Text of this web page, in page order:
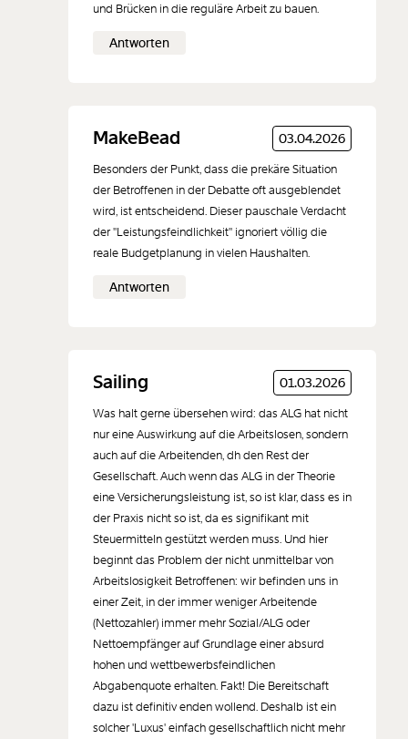
Der Inhalt dieses Feldes wird nicht öffentlich zugänglich angezeigt.
und Brücken in die reguläre Arbeit zu bauen.
Antworten
MakeBead 03.04.2026
Besonders der Punkt, dass die prekäre Situation
der Betroffenen in der Debatte oft ausgeblendet
wird, ist entscheidend. Dieser pauschale Verdacht
der "Leistungsfeindlichkeit" ignoriert völlig die
reale Budgetplanung in vielen Haushalten.
Antworten
Sailing 01.03.2026
Was halt gerne übersehen wird: das ALG hat nicht
nur eine Auswirkung auf die Arbeitslosen, sondern
auch auf die Arbeitenden, dh den Rest der
Gesellschaft. Auch wenn das ALG in der Theorie
eine Versicherungsleistung ist, so ist klar, dass es in
der Praxis nicht so ist, da es signifikant mit
Steuermitteln gestützt werden muss. Und hier
beginnt das Problem der nicht unmittelbar von
Arbeitslosigkeit Betroffenen: wir befinden uns in
einer Zeit, in der immer weniger Arbeitende
(Nettozahler) immer mehr Sozial/ALG oder
Nettoempfänger auf Grundlage einer absurd
hohen und wettbewerbsfeindlichen
Abgabenquote erhalten. Fakt! Die Bereitschaft
dazu ist definitiv enden wollend. Deshalb ist ein
solcher 'Luxus' einfach gesellschaftlich nicht mehr